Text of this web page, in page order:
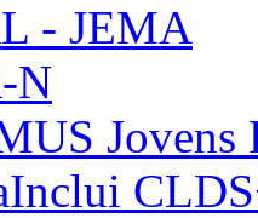
- JEMA
N
Jovens